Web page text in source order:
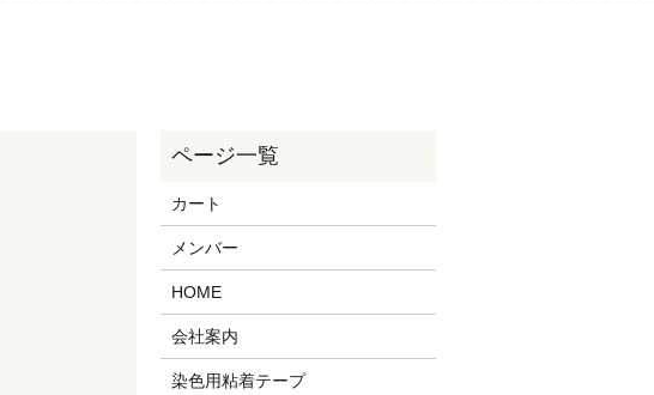
カート
メンバー
HOME
会社案内
染色用粘着テープ